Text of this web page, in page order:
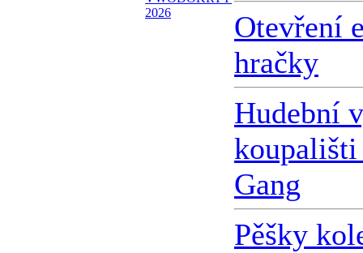
2026
Otevření
hračky
Hudební
Gang
Pěšky